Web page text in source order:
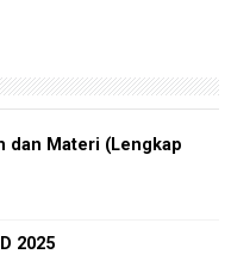
dan Materi (Lengkap
2025